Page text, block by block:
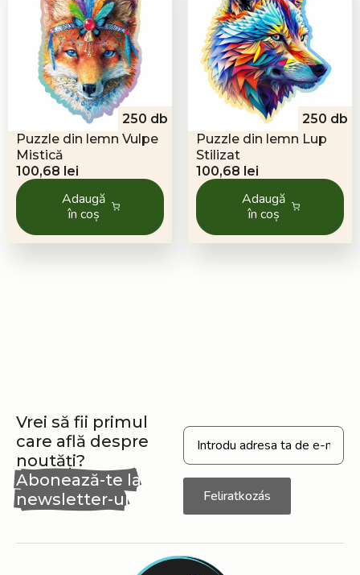
250 db
Puzzle din lemn Vulpe
Mistică
100,68 lei
Adaugă
în coș
250 db
Puzzle din lemn Lup
Stilizat
100,68 lei
Adaugă
în coș
Vrei să fii primul
care află despre
noutăți?
Abonează-te la
newsletter-ul
Feliratkozás